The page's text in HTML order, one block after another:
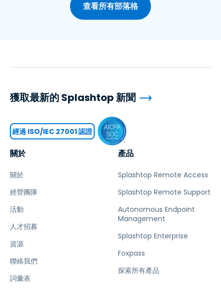
查看所有部落格
關於
關於
經營團隊
活動
人才招募
資源
聯絡我們
詞彙表
產品
Splashtop Remote Access
Splashtop Remote Support
Autonomous Endpoint
Management
Splashtop Enterprise
Foxpass
探索所有產品
獲取最新的 Splashtop 新聞
經過 ISO/IEC 27001 認證